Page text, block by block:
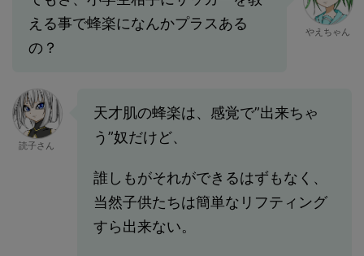
える事で蜂楽になんかプラスある
の？
やえちゃん
読子さん
天才肌の蜂楽は、感覚で”出来ちゃ
う”奴だけど、
誰しもがそれができるはずもなく、
当然子供たちは簡単なリフティング
すら出来ない。